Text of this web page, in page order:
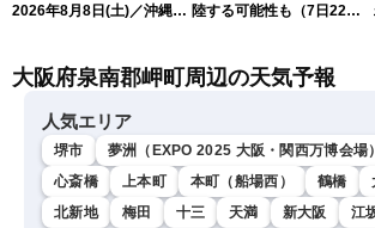
2026年8月8日(土)／沖縄・
〈ウェザーニュースLiVEモ
剛央〉
陸する可能性も（7日22時
大阪府泉南郡岬町周辺の天気予報
人気エリア
堺市 夢洲（EXPO 2025 大阪・関西万博会場）
心斎橋
上本町 本町（船場西） 鶴橋
北新地
梅田 十三 天満 新大阪 江